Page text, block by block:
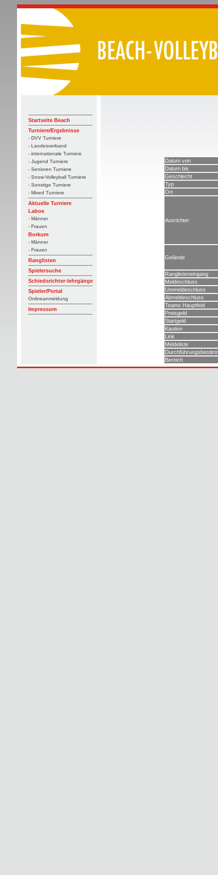
Startseite Beach
Turniere/Ergebnisse
- DVV Turniere
- Landesverband
- internationale Turniere
- Jugend Turniere
- Senioren Turniere
- Snow-Volleyball Turniere
- Sonstige Turniere
- Mixed Turniere
Aktuelle Turniere
Laboe
- Männer
- Frauen
Borkum
- Männer
- Frauen
Ranglisten
Spielersuche
Schiedsrichter-lehrgänge
Spieler/Portal
Onlineanmeldung
Impressum
Datum von
Datum bis
Geschlecht
Typ
Ort
Ausrichter
Gelände
Ranglisteneingang
Meldeschluss
Ummeldeschluss
Abmeldeschluss
Teams Hauptfeld
Preisgeld
Startgeld
Kaution
Link
Meldeliste
Bereich